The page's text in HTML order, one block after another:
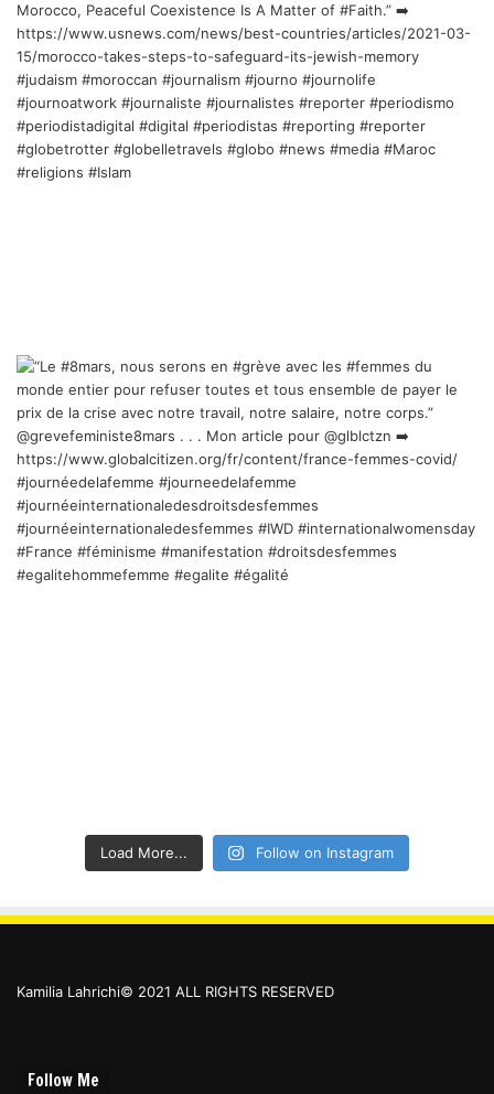
Load More... Follow on Instagram
Kamilia Lahrichi© 2021 ALL RIGHTS RESERVED
Follow Me